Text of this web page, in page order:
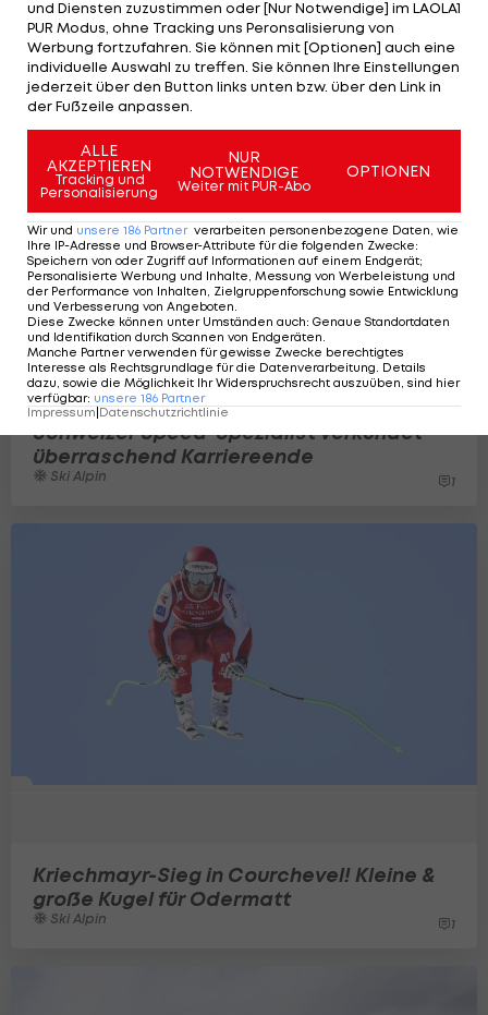
Kriechmayr-Rücktritt? "War sicher,
dass ich den Hut drauf haue"
Ski Alpin
Schweizer Speed-Spezialist verkündet
überraschend Karriereende
Ski Alpin 1
Kriechmayr-Sieg in Courchevel! Kleine &
große Kugel für Odermatt
Ski Alpin 1
und Diensten zuzustimmen oder [Nur Notwendige] im LAOLA1
PUR Modus, ohne Tracking uns Peronsalisierung von
Werbung fortzufahren. Sie können mit [Optionen] auch eine
individuelle Auswahl zu treffen. Sie können Ihre Einstellungen
jederzeit über den Button links unten bzw. über den Link in
der Fußzeile anpassen.
ALLE
AKZEPTIEREN
Tracking und
Personalisierung
NUR
NOTWENDIGE
Weiter mit PUR-Abo
OPTIONEN
Wir und unsere 186 Partner verarbeiten personenbezogene Daten, wie
Ihre IP-Adresse und Browser-Attribute für die folgenden Zwecke:
Speichern von oder Zugriff auf Informationen auf einem Endgerät;
Personalisierte Werbung und Inhalte, Messung von Werbeleistung und
der Performance von Inhalten, Zielgruppenforschung sowie Entwicklung
und Verbesserung von Angeboten
Diese Zwecke können unter Umständen auch: Genaue Standortdaten
und Identifikation durch Scannen von Endgeräten
Manche Partner verwenden für gewisse Zwecke berechtigtes
Interesse als Rechtsgrundlage für die Datenverarbeitung. Details
dazu, sowie die Möglichkeit Ihr Widerspruchsrecht auszuüben, sind hier
verfügbar: unsere 186 Partner
Impressum|Datenschutzrichtlinie